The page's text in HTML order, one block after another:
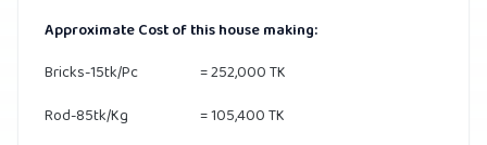
Approximate Cost of this house making:
Bricks-15tk/Pc = 252,000 TK
Rod-85tk/Kg = 105,400 TK